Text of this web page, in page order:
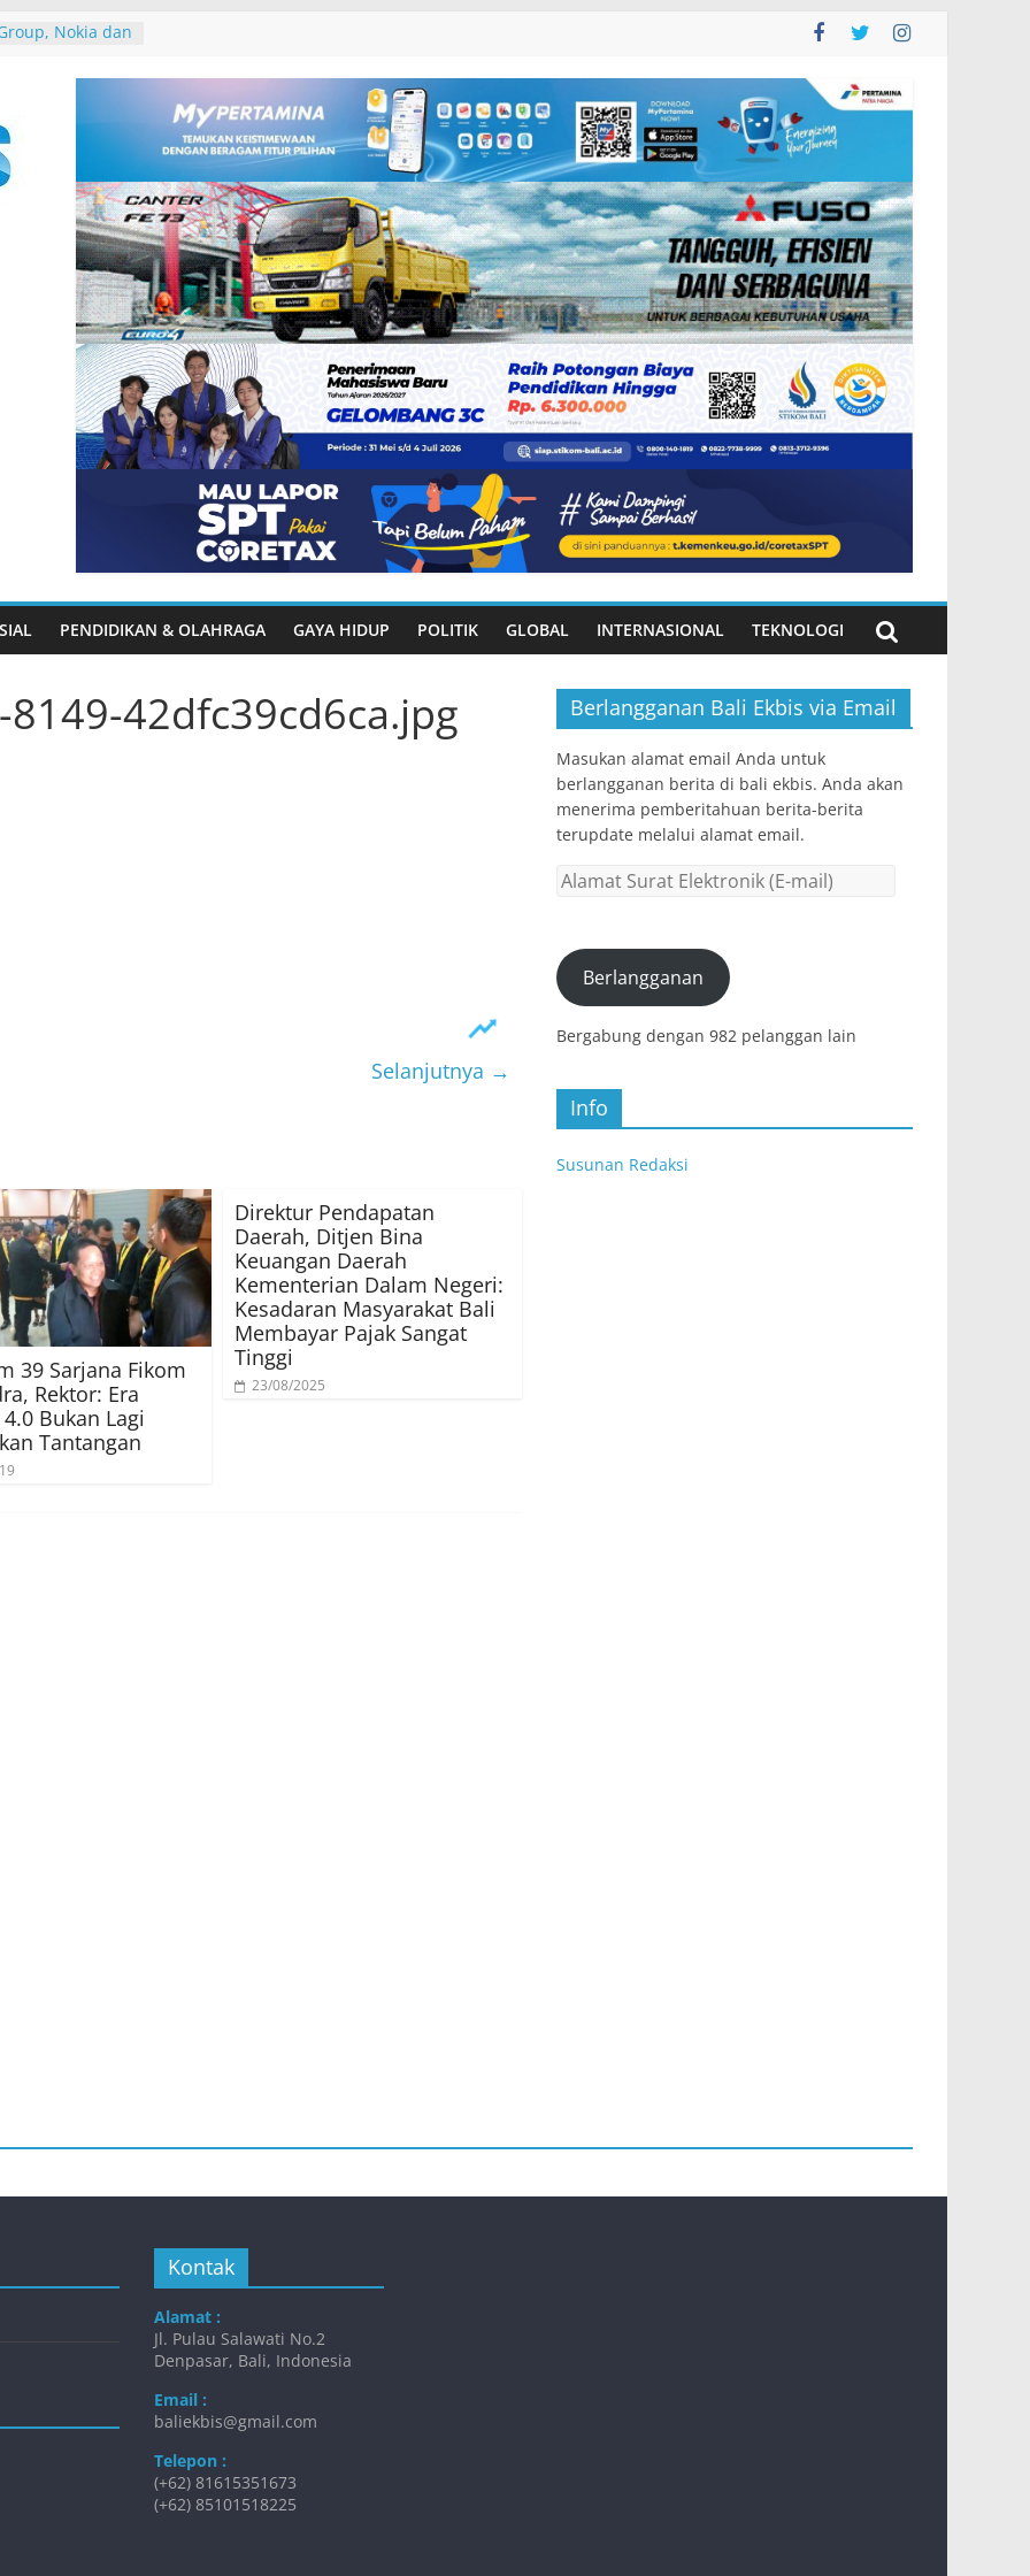
Nokia dan
Kawasan Asia-
Session
John
Besakih dan
di Pantai
Tutik Kusuma
Demokrat
Rakyat melalui
25, Demokrat
Sampah
Tukik di Pantai
IALF Bali
PENDIDIKAN & OLAHRAGA GAYA HIDUP POLITIK GLOBAL INTERNASIONAL TEKNOLOGI
42dfc39cd6ca.jpg
Selanjutnya →
39 Sarjana Fikom
Rektor: Era
Bukan Lagi
Tantangan
​Direktur Pendapatan
Daerah, Ditjen Bina
Keuangan Daerah
Kementerian Dalam Negeri:
Kesadaran Masyarakat Bali
Membayar Pajak Sangat
Tinggi
23/08/2025
Berlangganan Bali Ekbis via Email
Masukan alamat email Anda untuk
berlangganan berita di bali ekbis. Anda akan
menerima pemberitahuan berita-berita
terupdate melalui alamat email.
Alamat
(E-
mail)Berlangganan
Bergabung dengan 982 pelanggan lain
Info
Susunan Redaksi
Kontak
Alamat :
Jl. Pulau Salawati No.2
Denpasar, Bali, Indonesia
Email :
baliekbis@gmail.com
Telepon :
(+62) 81615351673
(+62) 85101518225